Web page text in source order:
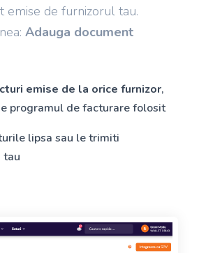
emise de furnizorul tau.
Adauga document
emise de la orice furnizor,
programul de facturare folosit
lipsa sau le trimiti
tau